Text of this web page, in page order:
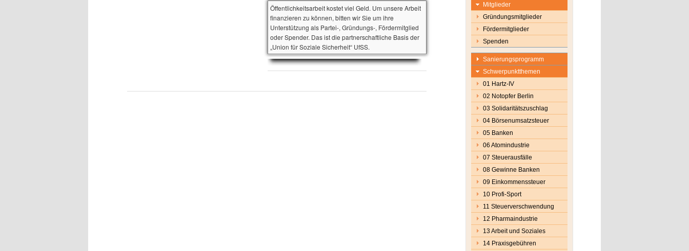
Öffentlichkeitsarbeit kostet viel Geld. Um unsere Arbeit
finanzieren zu können, bitten wir Sie um ihre
Unterstützung als Partei-, Gründungs-, Fördermitglied
oder Spender. Das ist die partnerschaftliche Basis der
„Union für Soziale Sicherheit“ UfSS.
Mitglieder
Gründungsmitglieder
Fördermitglieder
Spenden
Sanierungsprogramm
Schwerpunktthemen
01 Hartz-IV
02 Notopfer Berlin
03 Solidaritätszuschlag
04 Börsenumsatzsteuer
05 Banken
06 Atomindustrie
07 Steuerausfälle
08 Gewinne Banken
09 Einkommenssteuer
10 Profi-Sport
11 Steuerverschwendung
12 Pharmaindustrie
13 Arbeit und Soziales
14 Praxisgebühren